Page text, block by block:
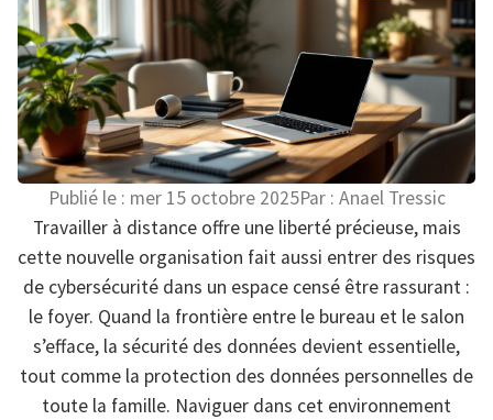
Publié le : mer 15 octobre 2025Par : Anael Tressic
Travailler à distance offre une liberté précieuse, mais
cette nouvelle organisation fait aussi entrer des risques
de cybersécurité dans un espace censé être rassurant :
le foyer. Quand la frontière entre le bureau et le salon
s’efface, la sécurité des données devient essentielle,
tout comme la protection des données personnelles de
toute la famille. Naviguer dans cet environnement